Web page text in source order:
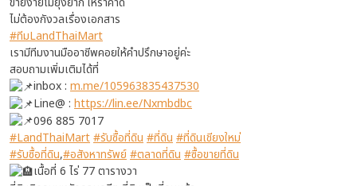
ไม่ต้องกังวลเรื่องเอกสาร
#ทีมLandThaiMart
เรามีทีมงานมืออาชีพคอยให้คำปรึกษาอยู่ค่ะ
สอบถามเพิ่มเติมได้ที่
inbox : m.me/105963835437530
Line@ : https://lin.ee/Nxmbdbc
096 885 7017
#LandThaiMart#รับซื้อที่ดิน#ที่ดิน#ที่ดินเชียงใหม่
#รับซื้อที่ดิน,#อสังหาทรัพย์#ตลาดที่ดิน#ซื้อขายที่ดิน
เนื้อที่ 6 ไร่ 77 ตารางวา